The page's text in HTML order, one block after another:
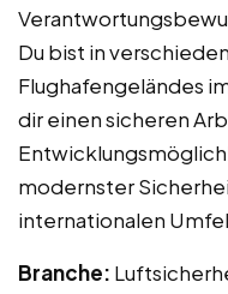
Du bist in
Flughafengeländes
dir einen sicheren
modernster
internationalen
Branche: